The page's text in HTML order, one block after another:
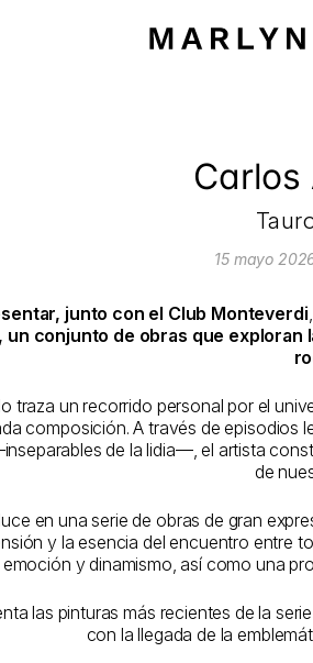
Carlos
15 mayo
junto con el Club Monteverdi,
un conjunto de obras que
traza un recorrido personal por el
composición. A través de episodios
de la lidia—, el artista
de
en una serie de obras de gran
y la esencia del encuentro entre
emoción y dinamismo, así como una
las pinturas más recientes de la
con la llegada de la